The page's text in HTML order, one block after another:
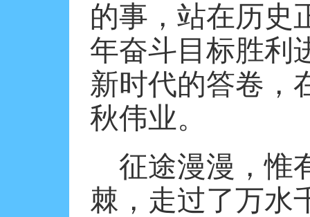
的事，站在历史
年奋斗目标胜利
新时代的答卷，
秋伟业。
征途漫漫，惟
棘，走过了万水